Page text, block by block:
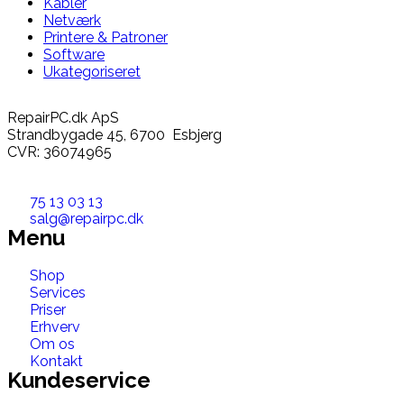
Netværk
Printere & Patroner
Software
Ukategoriseret
RepairPC.dk ApS
Strandbygade 45, 6700 Esbjerg
CVR: 36074965
75 13 03 13
salg@repairpc.dk
Menu
Shop
Services
Priser
Erhverv
Om os
Kontakt
Kundeservice